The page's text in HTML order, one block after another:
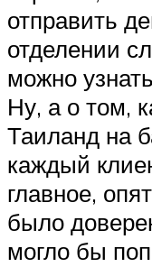
отправить
отделении
можно
Ну, а о том,
Таиланд на
каждый
главное,
было
могло бы